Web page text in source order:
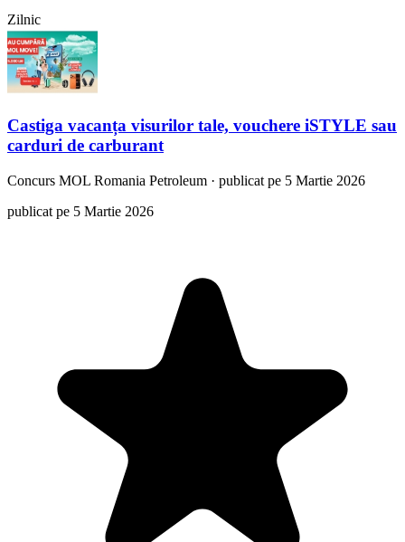
Zilnic
Castiga vacanța visurilor tale, vouchere iSTYLE sau
carduri de carburant
Concurs MOL Romania Petroleum · publicat pe 5 Martie 2026
publicat pe 5 Martie 2026